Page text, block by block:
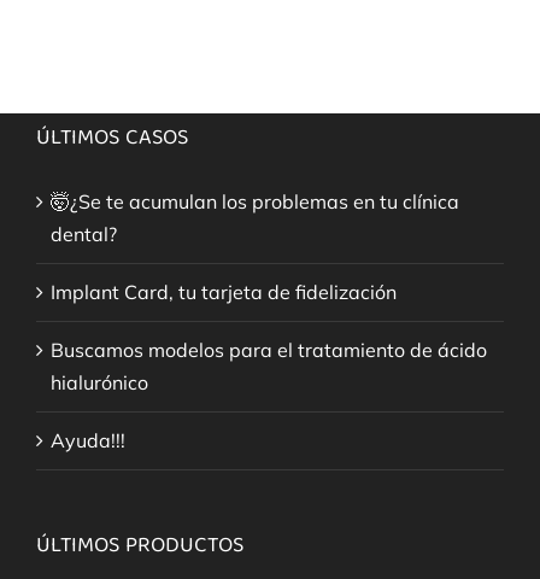
ÚLTIMOS CASOS
🤯¿Se te acumulan los problemas en tu clínica
dental?
Implant Card, tu tarjeta de fidelización
Buscamos modelos para el tratamiento de ácido
hialurónico
Ayuda!!!
ÚLTIMOS PRODUCTOS